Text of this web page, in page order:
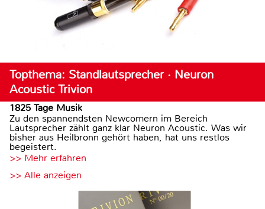
Topthema: Standlautsprecher · Neuron
Acoustic Trivion
1825 Tage Musik
Zu den spannendsten Newcomern im Bereich
Lautsprecher zählt ganz klar Neuron Acoustic. Was wir
bisher aus Heilbronn gehört haben, hat uns restlos
begeistert.
>> Mehr erfahren
>> Alle anzeigen